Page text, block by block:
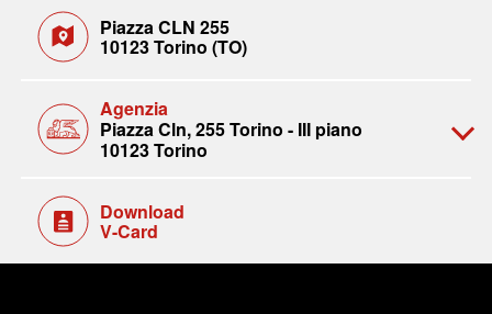
Piazza CLN 255
10123 Torino (TO)
Agenzia
Piazza Cln, 255 Torino - III piano
10123 Torino
Download
V-Card